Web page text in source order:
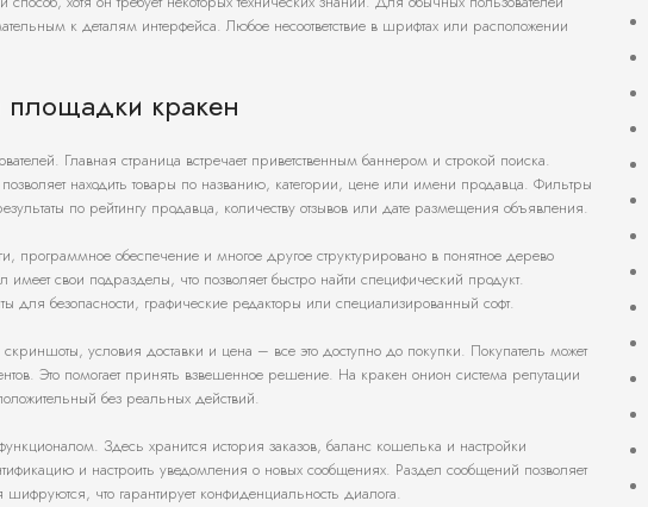
к деталям интерфейса. Любое несоответствие в шрифтах или расположении
площадки кракен
Главная страница встречает приветственным баннером и строкой поиска.
находить товары по названию, категории, цене или имени продавца. Фильтры
по рейтингу продавца, количеству отзывов или дате размещения объявления.
программное обеспечение и многое другое структурировано в понятное дерево
свои подразделы, что позволяет быстро найти специфический продукт.
безопасности, графические редакторы или специализированный софт.
условия доставки и цена – все это доступно до покупки. Покупатель может
Это помогает принять взвешенное решение. На кракен онион система репутации
без реальных действий.
Здесь хранится история заказов, баланс кошелька и настройки
и настроить уведомления о новых сообщениях. Раздел сообщений позволяет
что гарантирует конфиденциальность диалога.